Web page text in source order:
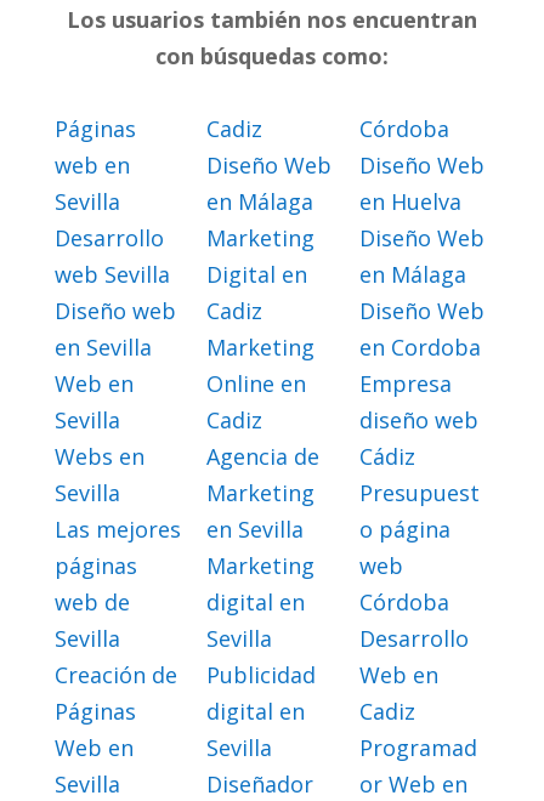
Los usuarios también nos encuentran
con búsquedas como:
Páginas
web en
Sevilla
Desarrollo
web Sevilla
Diseño web
en Sevilla
Web en
Sevilla
Webs en
Sevilla
Las mejores
páginas
web de
Sevilla
Creación de
Páginas
Web en
Sevilla
Cadiz
Diseño Web
en Málaga
Marketing
Digital en
Cadiz
Marketing
Online en
Cadiz
Agencia de
Marketing
en Sevilla
Marketing
digital en
Sevilla
Publicidad
digital en
Sevilla
Diseñador
Córdoba
Diseño Web
en Huelva
Diseño Web
en Málaga
Diseño Web
en Cordoba
Empresa
diseño web
Cádiz
Presupuest
o página
web
Córdoba
Desarrollo
Web en
Cadiz
Programad
or Web en